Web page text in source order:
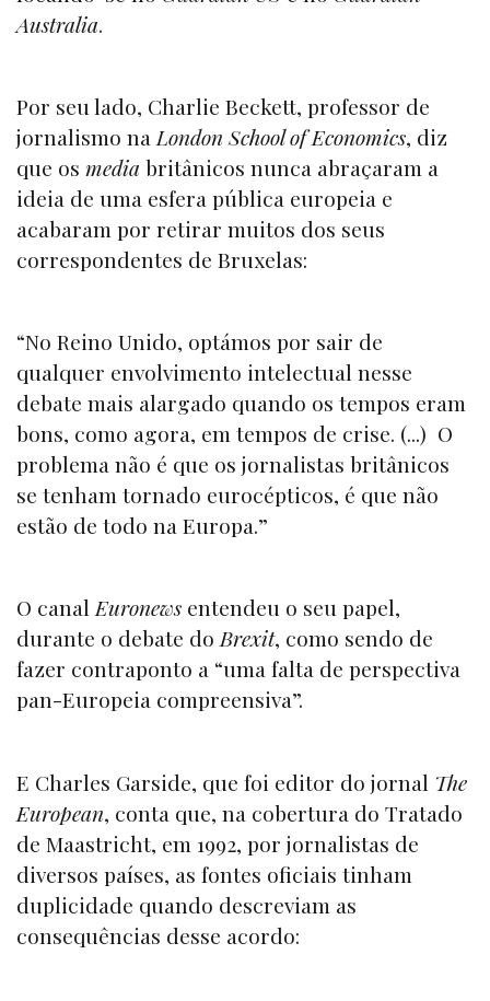
Australia.
Por seu lado, Charlie Beckett, professor de
jornalismo na London School of Economics, diz
que os media britânicos nunca abraçaram a
ideia de uma esfera pública europeia e
acabaram por retirar muitos dos seus
correspondentes de Bruxelas:
“No Reino Unido, optámos por sair de
qualquer envolvimento intelectual nesse
debate mais alargado quando os tempos eram
bons, como agora, em tempos de crise. (...) O
problema não é que os jornalistas britânicos
se tenham tornado eurocépticos, é que não
estão de todo na Europa.”
O canalEuronews entendeu o seu papel,
durante o debate doBrexit, como sendo de
fazer contraponto a “uma falta de perspectiva
pan-Europeia compreensiva”.
E Charles Garside, que foi editor do jornal The
European, conta que, na cobertura do Tratado
de Maastricht, em 1992, por jornalistas de
diversos países, as fontes oficiais tinham
duplicidade quando descreviam as
consequências desse acordo: